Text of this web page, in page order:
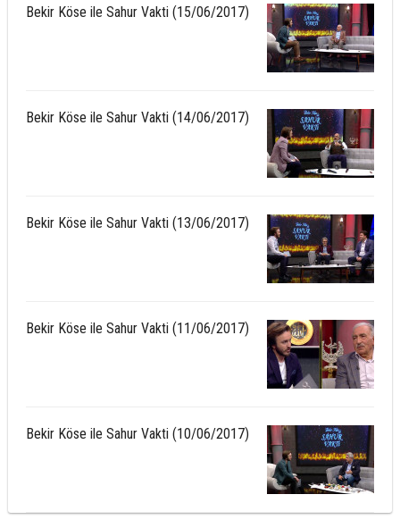
Bekir Köse ile Sahur Vakti (15/06/2017)
Bekir Köse ile Sahur Vakti (14/06/2017)
Bekir Köse ile Sahur Vakti (13/06/2017)
Bekir Köse ile Sahur Vakti (11/06/2017)
Bekir Köse ile Sahur Vakti (10/06/2017)